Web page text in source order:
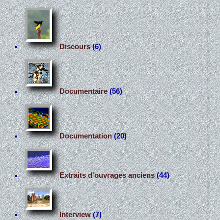
Discours(6)
Documentaire(56)
Documentation(20)
Extraits d'ouvrages anciens(44)
Interview(7)